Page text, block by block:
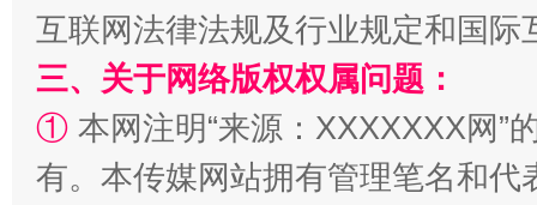
互联网法律法规及行业规定和国
三、关于网络版权权属问题：
① 本网注明“来源：XXXXXXX网”
有。本传媒网站拥有管理笔名和